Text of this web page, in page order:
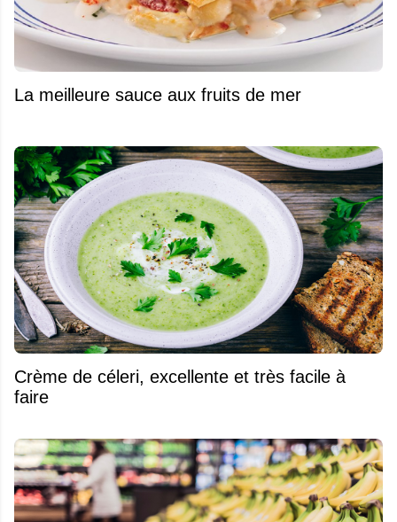
La meilleure sauce aux fruits de mer
Crème de céleri, excellente et très facile à
faire